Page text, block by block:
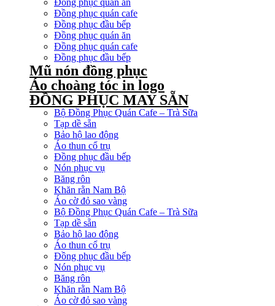
Đồng phục quán ăn
Đồng phục quán cafe
Đồng phục đầu bếp
Đồng phục quán ăn
Đồng phục quán cafe
Đồng phục đầu bếp
Mũ nón đồng phục
Áo choàng tóc in logo
ĐỒNG PHỤC MAY SẴN
Bộ Đồng Phục Quán Cafe – Trà Sữa
Tạp dề sẵn
Bảo hộ lao động
Áo thun cổ trụ
Đồng phục đầu bếp
Nón phục vụ
Băng rôn
Khăn rằn Nam Bộ
Áo cờ đỏ sao vàng
Bộ Đồng Phục Quán Cafe – Trà Sữa
Tạp dề sẵn
Bảo hộ lao động
Áo thun cổ trụ
Đồng phục đầu bếp
Nón phục vụ
Băng rôn
Khăn rằn Nam Bộ
Áo cờ đỏ sao vàng